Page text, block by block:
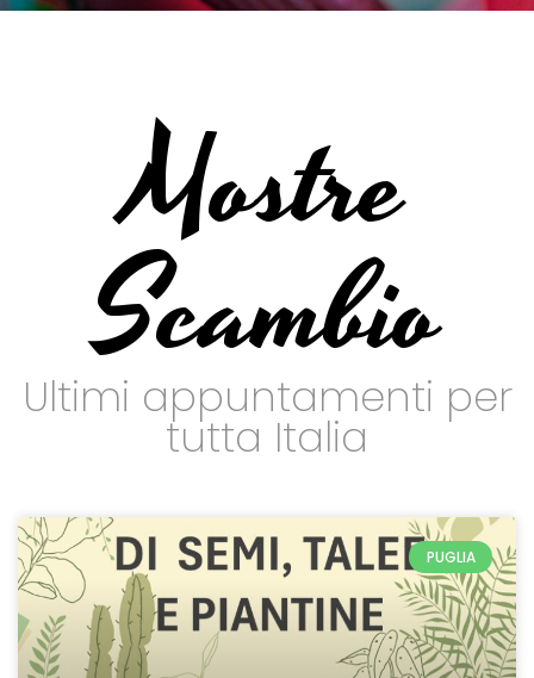
Mostre
Scambio
Ultimi appuntamenti per
tutta Italia
PUGLIA